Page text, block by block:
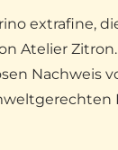
extrafine,
Atelier Zitron.
Nachweis